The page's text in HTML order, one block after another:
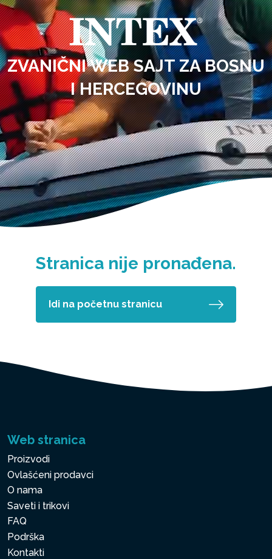
ZVANIČNI WEB SAJT ZA BOSNU
I HERCEGOVINU
Stranica nije pronađena.
Idi na početnu stranicu
Web stranica
Proizvodi
Ovlašćeni prodavci
O nama
Saveti i trikovi
FAQ
Podrška
Kontakti